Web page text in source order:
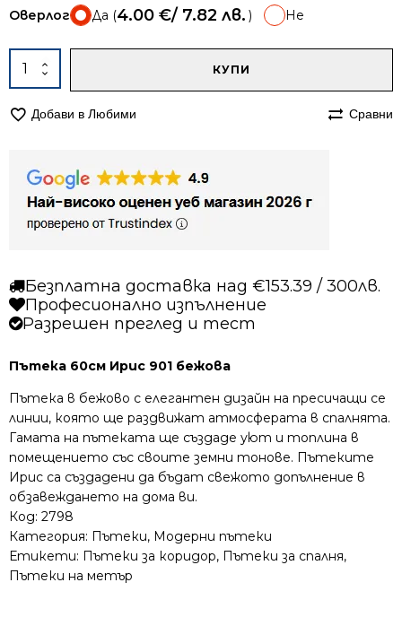
Оверлог Да (4.00 €/ 7.82 лв. ) Не
количество
за
60см
бежова
КУПИ
Добави в Любими Сравни
Безплатна доставка над €153.39 / 300лв.
Професионално изпълнение
Разрешен преглед и тест
Пътека 60см Ирис 901 бежова
Пътека в бежово с елегантен дизайн на пресичащи се
линии, която ще раздвижат атмосферата в спалнята.
Гамата на пътеката ще създаде уют и топлина в
помещението със своите земни тонове. Пътеките
Ирис са създадени да бъдат свежото допълнение в
обзавеждането на дома ви.
Код: 2798
Категория: Пътеки, Модерни пътеки
Етикети: Пътеки за коридор, Пътеки за спалня,
Пътеки на метър